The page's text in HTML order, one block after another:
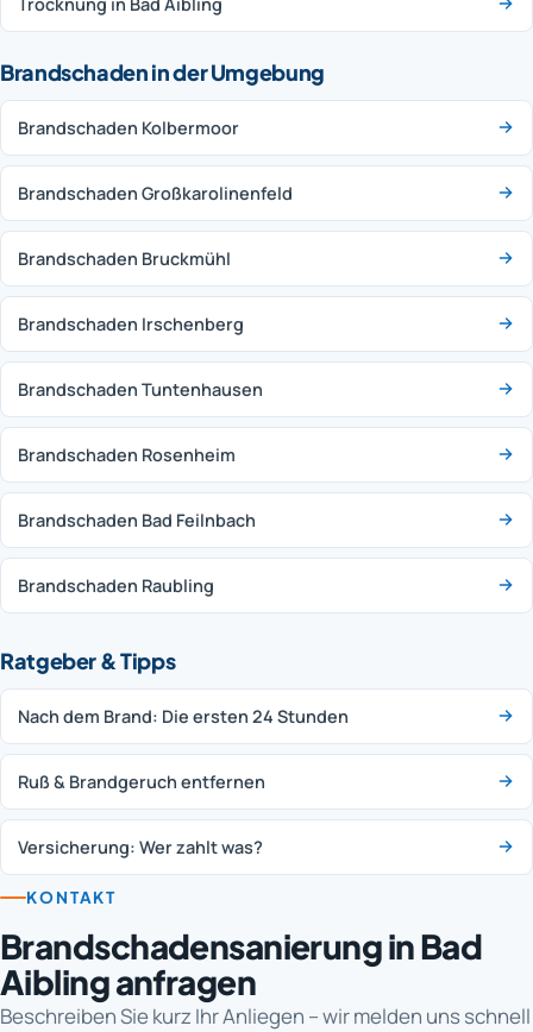
Brandschaden in der Umgebung
Brandschaden Kolbermoor
Brandschaden Großkarolinenfeld
Brandschaden Bruckmühl
Brandschaden Irschenberg
Brandschaden Tuntenhausen
Brandschaden Rosenheim
Brandschaden Bad Feilnbach
Brandschaden Raubling
Ratgeber & Tipps
Nach dem Brand: Die ersten 24 Stunden
Ruß & Brandgeruch entfernen
Versicherung: Wer zahlt was?
KONTAKT
Brandschadensanierung in Bad
Aibling anfragen
Beschreiben Sie kurz Ihr Anliegen – wir melden uns schnell